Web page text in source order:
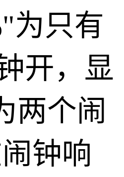
为只有
开，显
两个闹
钟响